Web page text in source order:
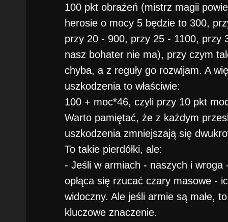
100 pkt obrażeń (mistrz magii
herosie o mocy 5 będzie to 300,
przy 20 - 900, przy 25 - 1100, przy
nasz bohater nie ma), przy czym
chyba, a z reguły go rozwijam. A
uszkodzenia to właściwie:
100 + moc*46, czyli przy 10 pkt
Warto pamiętać, że z każdym
uszkodzenia zmniejszają się
To takie pierdółki, ale:
- Jeśli w armiach - naszych i
opłąca się rzucać czary masowe -
widoczny. Ale jeśli armie są małe,
kluczowe znaczenie.